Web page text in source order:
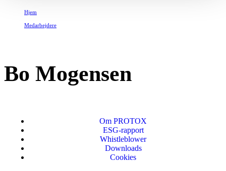
Hjem
Medarbejdere
Bo Mogensen
Om PROTOX
ESG-rapport
Whistleblower
Downloads
Cookies